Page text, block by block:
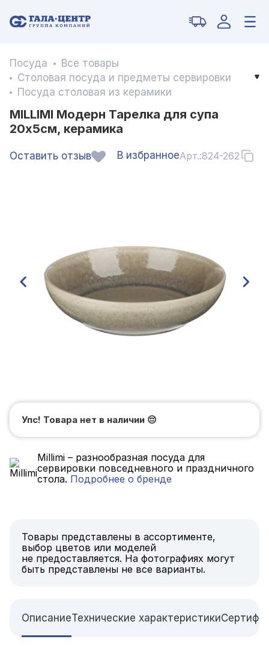
Посуда
Все товары
Столовая посуда и предметы сервировки
Посуда столовая из керамики
MILLIMI Модерн Тарелка для супа
20x5см, керамика
Оставить отзыв В избранноеАрт.:824-262
Упс! Товара нет в наличии 😔
Millimi – разнообразная посуда для
сервировки повседневного и праздничного
стола. Подробнее о бренде
Товары представлены в ассортименте,
выбор цветов или моделей
не предоставляется. На фотографиях могут
быть представлены не все варианты.
ОписаниеТехнические характеристики